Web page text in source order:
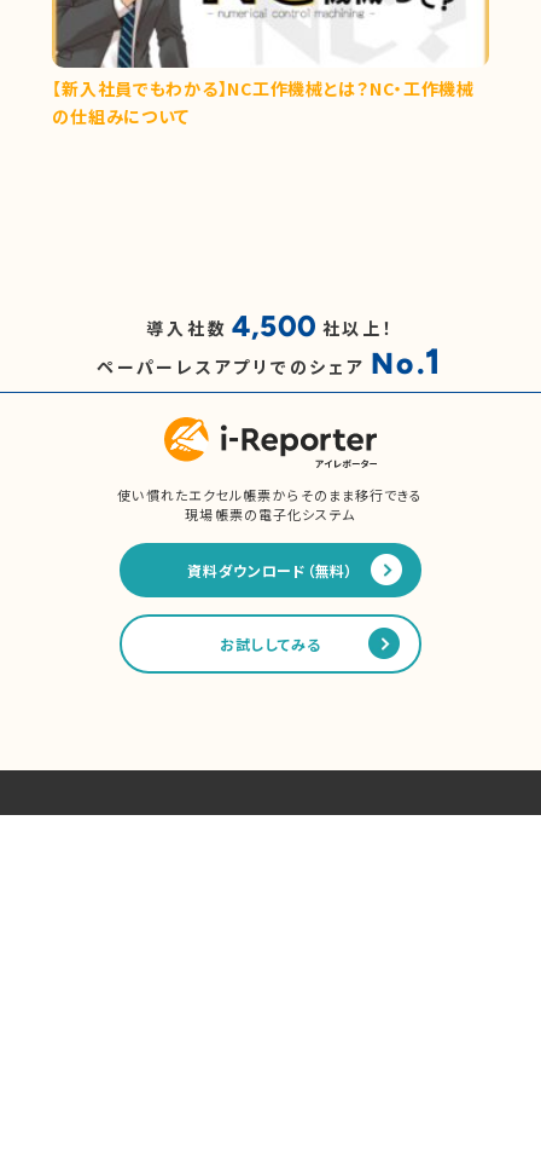
【新入社員でもわかる】NC工作機械とは？NC・工作機械
の仕組みについて
導入社数 4,500 社以上！
ペーパーレスアプリでのシェア No.1
使い慣れたエクセル帳票からそのまま移行できる
現場帳票の電子化システム
資料ダウンロード（無料）
お試ししてみる